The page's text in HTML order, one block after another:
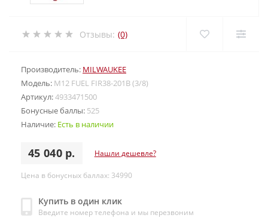
Отзывы: (0)
Производитель: MILWAUKEE
Модель: M12 FUEL FIR38-201B (3/8)
Артикул:4933471500
Бонусные баллы: 525
Наличие: Есть в наличии
45 040 р. Нашли дешевле?
Цена в бонусных баллах: 34990
Купить в один клик
Введите номер телефона и мы перезвоним